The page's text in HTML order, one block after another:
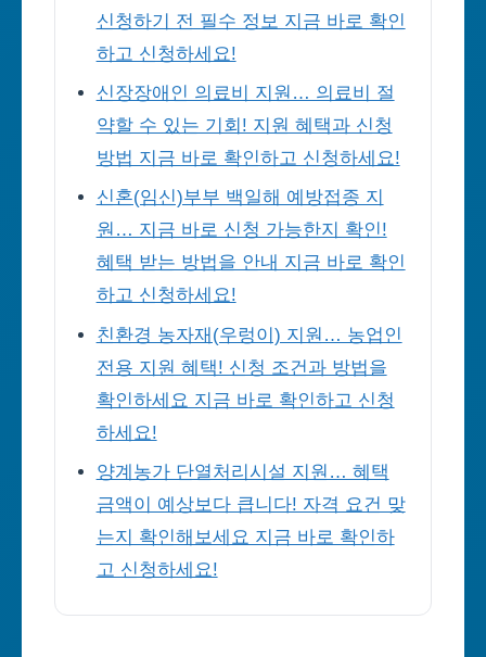
신청하기 전 필수 정보 지금 바로 확인
하고 신청하세요!
신장장애인 의료비 지원… 의료비 절
약할 수 있는 기회! 지원 혜택과 신청
방법 지금 바로 확인하고 신청하세요!
신혼(임신)부부 백일해 예방접종 지
원… 지금 바로 신청 가능한지 확인!
혜택 받는 방법을 안내 지금 바로 확인
하고 신청하세요!
친환경 농자재(우렁이) 지원… 농업인
전용 지원 혜택! 신청 조건과 방법을
확인하세요 지금 바로 확인하고 신청
하세요!
양계농가 단열처리시설 지원… 혜택
금액이 예상보다 큽니다! 자격 요건 맞
는지 확인해보세요 지금 바로 확인하
고 신청하세요!